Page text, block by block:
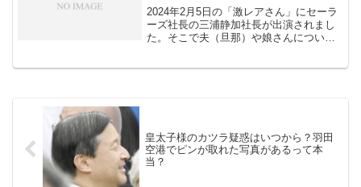
2024年2月5日の「激レアさん」にセーラ
ーズ社長の三浦静加社長が出演されまし
た。そこで夫（旦那）や娘さんについて
皇太子様のカツラ疑惑はいつから？羽田
空港でピンが取れた写真があるって本
当？